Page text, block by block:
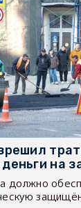
на
должно